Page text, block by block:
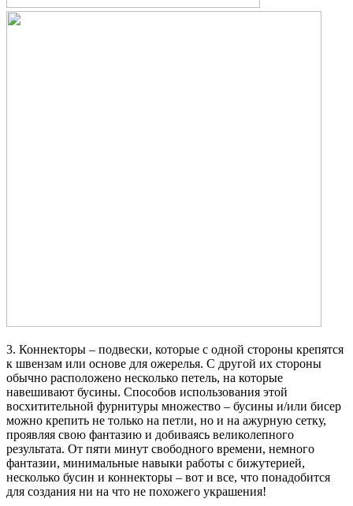
3. Коннекторы – подвески, которые с одной стороны крепятся
к швензам или основе для ожерелья. С другой их стороны
обычно расположено несколько петель, на которые
навешивают бусины. Способов использования этой
восхитительной фурнитуры множество – бусины и/или бисер
можно крепить не только на петли, но и на ажурную сетку,
проявляя свою фантазию и добиваясь великолепного
результата. От пяти минут свободного времени, немного
фантазии, минимальные навыки работы с бижутерией,
несколько бусин и коннекторы – вот и все, что понадобится
для создания ни на что не похожего украшения!